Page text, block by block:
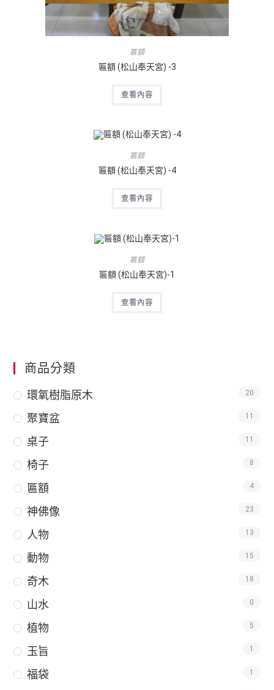
匾額
匾額 (松山奉天宮) -3
查看內容
匾額
匾額 (松山奉天宮) -4
查看內容
匾額
匾額 (松山奉天宮)-1
查看內容
商品分類
環氧樹脂原木 20
聚寶盆 11
桌子 11
椅子 8
匾額 4
神佛像 23
人物 13
動物 15
奇木 18
山水 0
植物 5
玉旨 1
福袋 1